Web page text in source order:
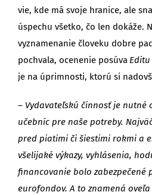
vie, kde má svoje hranice, ale
úspechu všetko, čo len dokáže.
vyznamenanie človeku dobre
pochvala, ocenenie posúva Editu
je na úprimnosti, ktorú si
– Vydavateľskú činnosť je nutné
učebníc pre naše potreby.
pred piatimi či šiestimi rokmi a
všelijaké výkazy, vyhlásenia,
financovanie bolo zabezpečené
eurofondov. A to znamená